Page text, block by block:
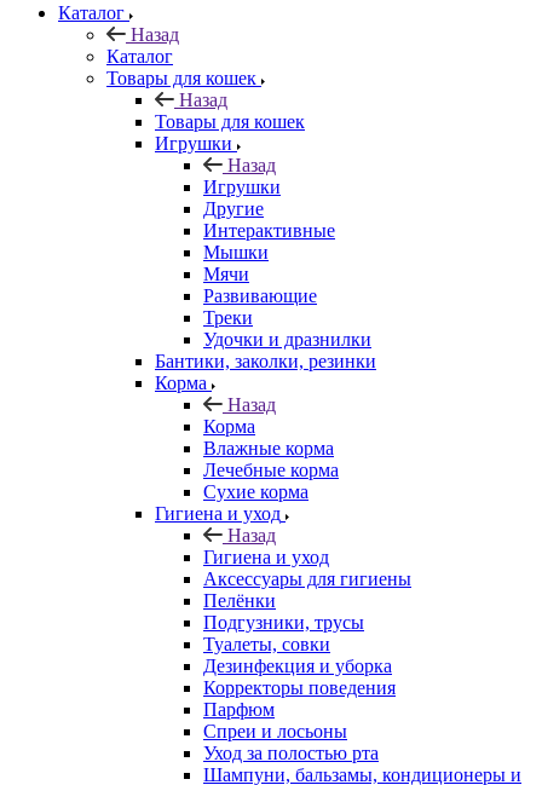
Каталог
Назад
Каталог
Товары для кошек
Назад
Товары для кошек
Игрушки
Назад
Игрушки
Другие
Интерактивные
Мышки
Мячи
Развивающие
Треки
Удочки и дразнилки
Бантики, заколки, резинки
Корма
Назад
Корма
Влажные корма
Лечебные корма
Сухие корма
Гигиена и уход
Назад
Гигиена и уход
Аксессуары для гигиены
Пелёнки
Подгузники, трусы
Туалеты, совки
Дезинфекция и уборка
Корректоры поведения
Парфюм
Спреи и лосьоны
Уход за полостью рта
Шампуни, бальзамы, кондиционеры и